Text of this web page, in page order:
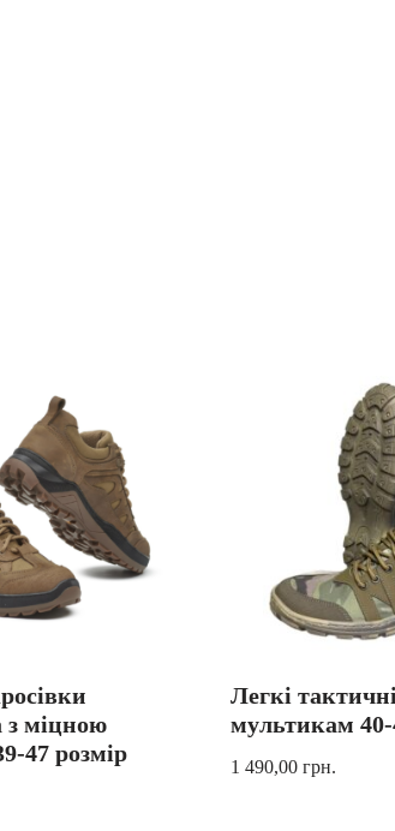
з міцною
47 розмір
Легкі
мультикам 40-
1 490,00грн.